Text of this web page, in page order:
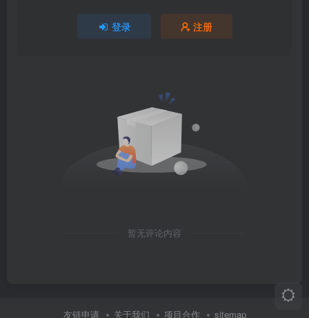
登录 注册
暂无评论内容
友链申请 关于我们 项目合作 sitemap